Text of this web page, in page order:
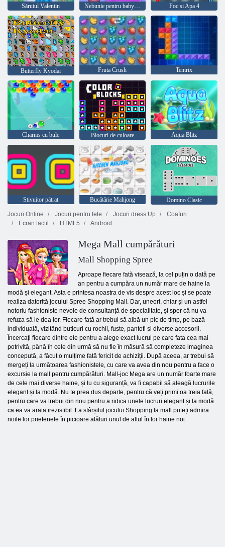
Sărutul Valentin Nebunie pentru babysitter Foc si Apa 4
Butterfly Kyodai Fruta Crush Tentrix
Charms cu bule Blocuri de culoare Aqua Blitz
Stivuitor pătrat Bucătărie Mahjong
Domino Clasic
Jocuri Online
Jocuri pentru fete Jocuri dress Up
Coafuri
Ecran tactil
HTML5 Android
Mega Mall cumpărături
Mall Shopping Spree
Aproape fiecare fată visează, la cel puțin o dată pe
an pentru a cumpăra un număr mare de haine la
modă și elegant. Asta e printesa noastra de vis despre acest loc și se poate
realiza datorită jocului Spree Shopping Mall. Dar, uneori, chiar și un astfel
notoriu fashioniste nevoie de consultanță de specialitate, și sper că nu va
refuza să le dea lor. Fiecare fată ar trebui să aibă un pic de timp, pe bază
individuală, vizitând buticuri cu rochii, fuste, pantofi si diverse accesorii.
Încercați fiecare dintre ele pentru a alege exact lucrul pe care fata cea mai
potrivită, până în cele din urmă să nu fie în măsură să completeze imaginea
concepută, a făcut o mulțime fată fericit de achiziții. După aceea, ar trebui să
mergeți la următoarea fashionistele, cu care va avea din nou pentru a face o
excursie la mall pentru cumpărături. Mall-joc Mega are un număr foarte mare
de cele mai diverse haine, și tu cu siguranță, va fi capabil să aleagă lucrurile
elegant și la modă. Nu te prea dus departe, pentru că veți primi oa treia fată,
pentru care va trebui din nou pentru a ridica unele lucruri elegant și la modă
ca ea va arata irezistibil. La sfârșitul jocului Shopping la mall puteți admira
noile lor prietenele în picioare alături unul de altul în lor haine noi.